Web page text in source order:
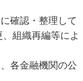
確認・整理して
組織再編等によ
各金融機関の公